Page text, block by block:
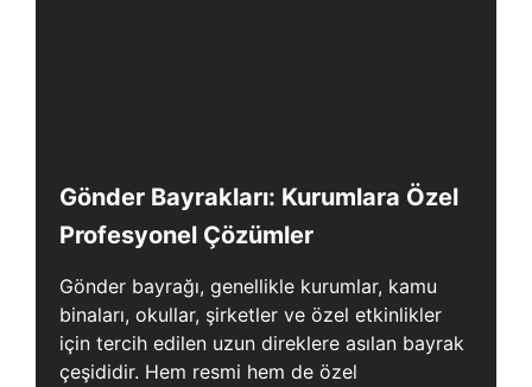
Gönder Bayrakları: Kurumlara Özel
Profesyonel Çözümler
Gönder bayrağı, genellikle kurumlar, kamu
binaları, okullar, şirketler ve özel etkinlikler
için tercih edilen uzun direklere asılan bayrak
çeşididir. Hem resmi hem de özel